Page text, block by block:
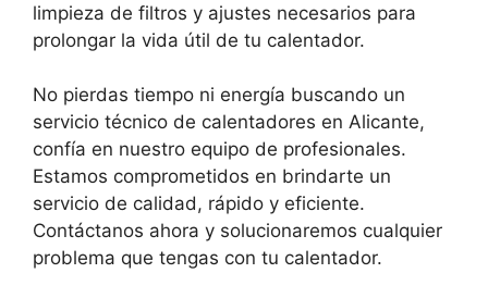
limpieza de filtros y ajustes necesarios para
prolongar la vida útil de tu calentador.
No pierdas tiempo ni energía buscando un
servicio técnico de calentadores en Alicante,
confía en nuestro equipo de profesionales.
Estamos comprometidos en brindarte un
servicio de calidad, rápido y eficiente.
Contáctanos ahora y solucionaremos cualquier
problema que tengas con tu calentador.